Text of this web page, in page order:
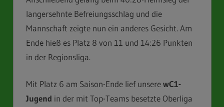
langersehnte Befreiungsschlag und die
Mannschaft zeigte nun ein anderes Gesicht. Am
Ende hieß es Platz 8 von 11 und 14:26 Punkten
in der Regionsliga.
Mit Platz 6 am Saison-Ende lief unserewC1-
Jugend in der mit Top-Teams besetzte Oberliga